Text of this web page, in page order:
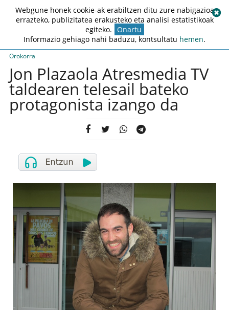
Orokorra
Jon Plazaola Atresmedia TV
taldearen telesail bateko
protagonista izango da
Webgune honek cookie-ak erabiltzen ditu zure nabigazioa
errazteko, publizitatea erakusteko eta analisi estatistikoak
egiteko. Onartu
Informazio gehiago nahi baduzu, kontsultatu hemen.